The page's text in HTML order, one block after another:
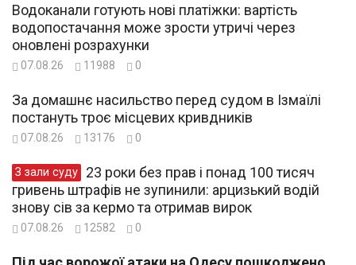
Водоканали готують нові платіжки: вартість
водопостачання може зрости утричі через
оновлені розрахунки
07.08.26 11988 0
За домашнє насильство перед судом в Ізмаїлі
постануть троє місцевих кривдників
07.08.26 13176 0
З зали суду
гривень штрафів не зупинили: арцизький водій
знову сів за кермо та отримав вирок
07.08.26 12582 0